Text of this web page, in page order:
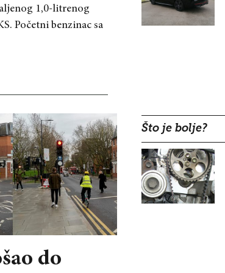
1,0-litrenog
Početni benzinac sa
do
Što je bolje?